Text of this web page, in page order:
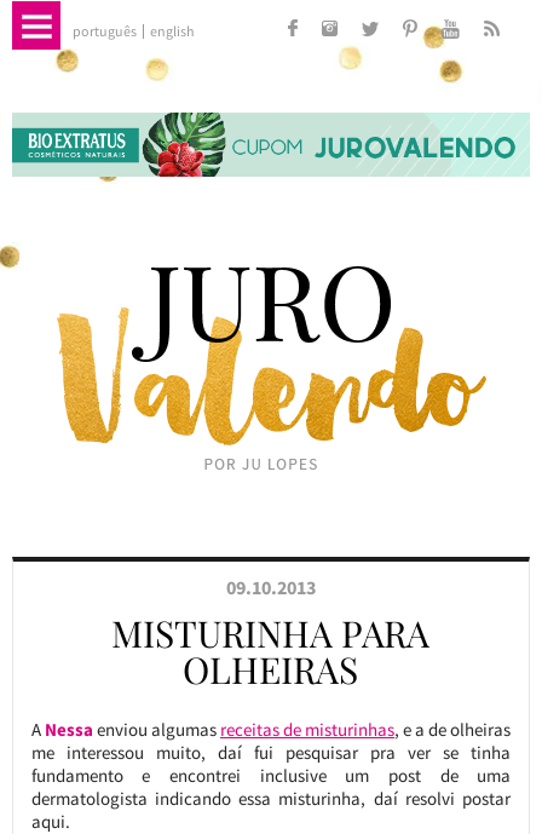
português english
09.10.2013
MISTURINHA PARA
OLHEIRAS
A Nessa enviou algumas receitas de misturinhas, e a de olheiras
me interessou muito, daí fui pesquisar pra ver se tinha
fundamento e encontrei inclusive um post de uma
dermatologista indicando essa misturinha, daí resolvi postar
aqui.